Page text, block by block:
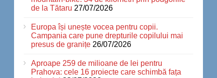
de la Tătaru 27/07/2026
Europa își unește vocea pentru copii.
Campania care pune drepturile copilului mai
presus de granițe 26/07/2026
Aproape 259 de milioane de lei pentru
Prahova: cele 16 proiecte care schimbă fața